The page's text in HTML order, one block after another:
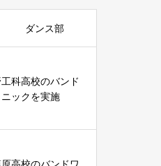
ダンス部
科高校のバンド
ックを実施